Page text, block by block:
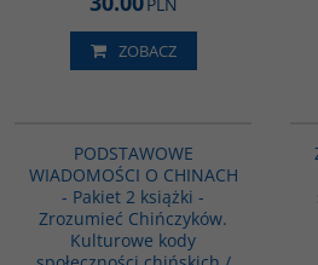
ZOBACZ
PODSTAWOWE
WIADOMOŚCI O CHINACH
- Pakiet 2 książki -
Zrozumieć Chińczyków.
Kulturowe kody